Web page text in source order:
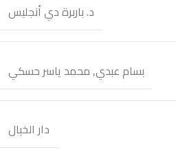
د. باربرة دي أنجليس
بسام عبدي,محمد ياسر حسكي
دار الخيال